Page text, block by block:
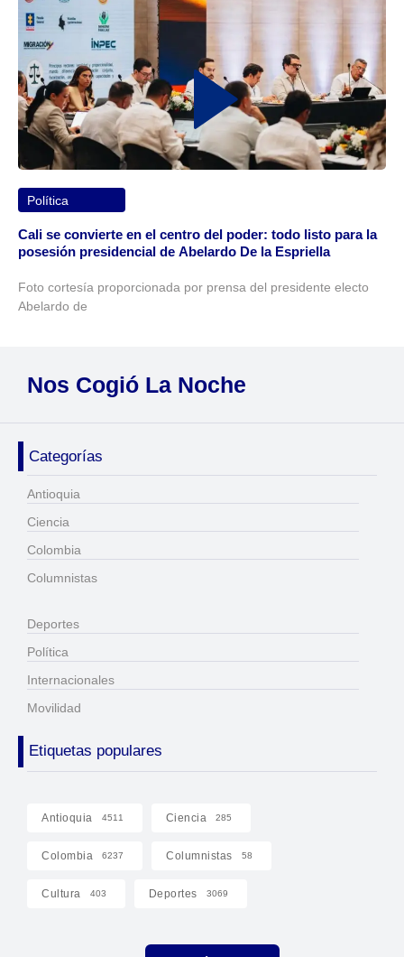
Política
Cali se convierte en el centro del poder: todo listo para la
posesión presidencial de Abelardo De la Espriella
Foto cortesía proporcionada por prensa del presidente electo
Abelardo de
Nos Cogió La Noche
Categorías
Antioquia
Ciencia
Colombia
Columnistas
Deportes
Política
Internacionales
Movilidad
Etiquetas populares
Antioquia 4511 Ciencia 285
Colombia 6237 Columnistas 58
Cultura 403 Deportes 3069